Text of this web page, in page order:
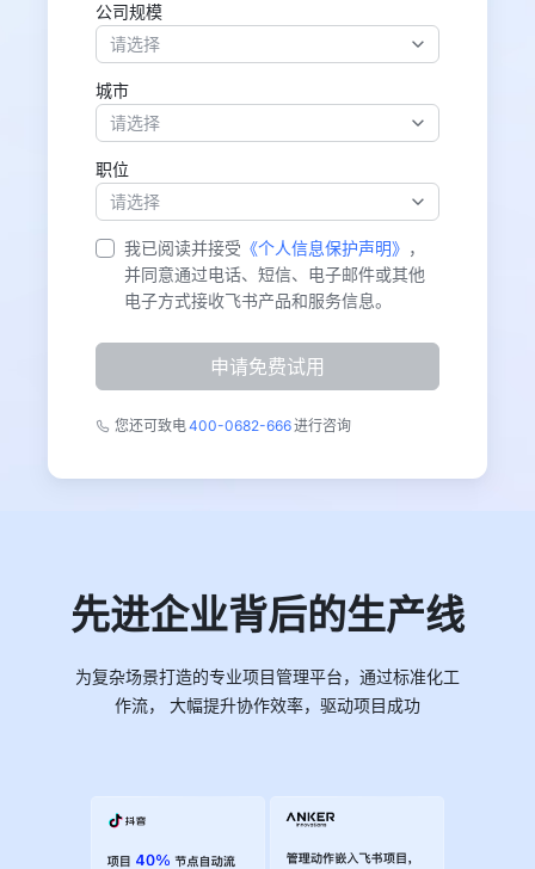
公司规模
请选择
城市
请选择
职位
请选择
我已阅读并接受 《个人信息保护声明》 ，
并同意通过电话、短信、电子邮件或其他
电子方式接收飞书产品和服务信息。
申请免费试用
您还可致电400-0682-666进行咨询
先进企业背后的生产线
为复杂场景打造的专业项目管理平台，通过标准化工
作流， 大幅提升协作效率，驱动项目成功